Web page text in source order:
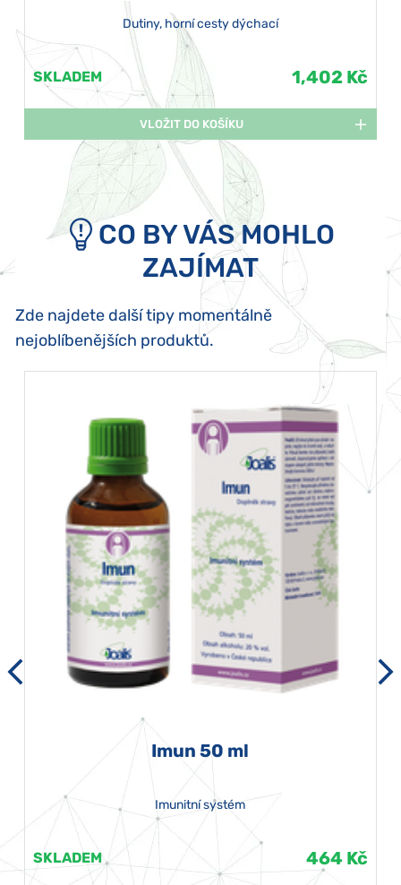
Dutiny, horní cesty dýchací
SKLADEM 1,402 Kč
VLOŽIT DO KOŠÍKU
CO BY VÁS MOHLO
ZAJÍMAT
Zde najdete další tipy momentálně
nejoblíbenějších produktů.
Imun 50 ml
Imunitní systém
SKLADEM 464 Kč